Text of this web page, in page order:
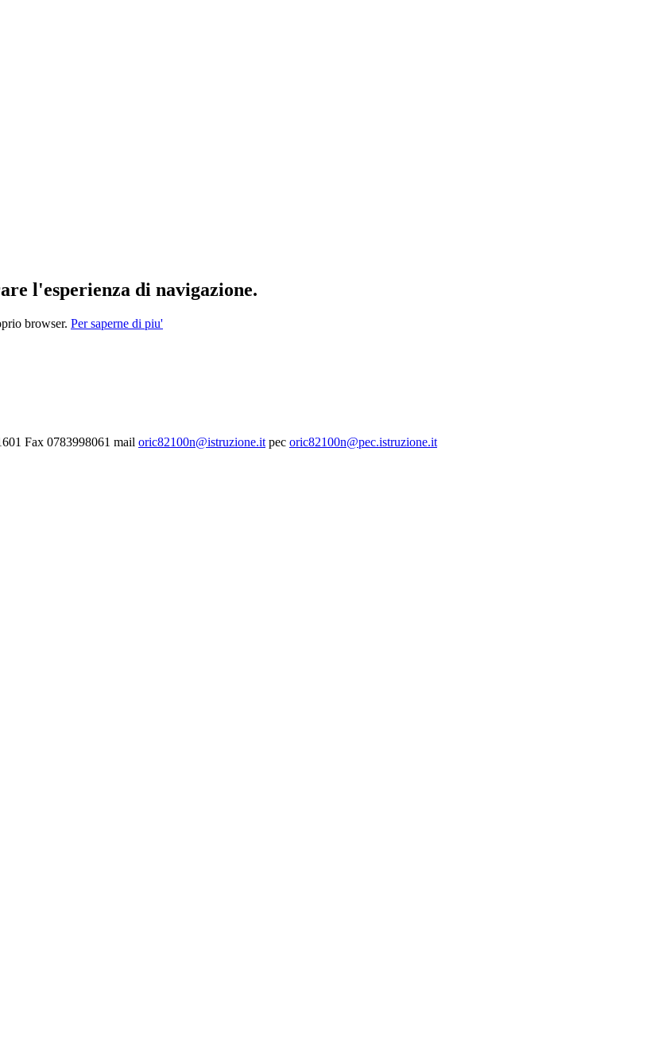
l'esperienza di navigazione.
browser. Per saperne di piu'
Fax 0783998061 mail oric82100n@istruzione.it pec oric82100n@pec.istruzione.it